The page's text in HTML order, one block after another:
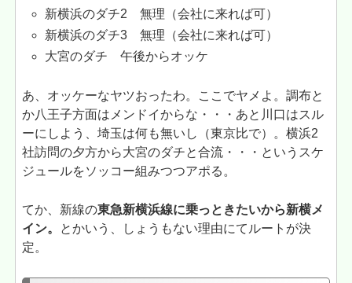
新横浜のダチ2 無理（会社に来れば可）
新横浜のダチ3 無理（会社に来れば可）
大宮のダチ 午後からオッケ
あ、オッケーなヤツおったわ。ここでヤメよ。調布と
か八王子方面はメンドイからな・・・あと川口はスル
ーにしよう、埼玉は何も無いし（東京比で）。横浜2
社訪問の夕方から大宮のダチと合流・・・というスケ
ジュールをソッコー組みつつアポる。
てか、新線の東急新横浜線に乗っときたいから新横メ
イン。
とかいう、しょうもない理由にてルートが決
定。